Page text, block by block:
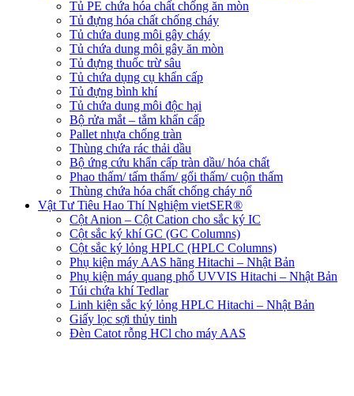
Tủ PE chứa hóa chất chống ăn mòn
Tủ đựng hóa chất chống cháy
Tủ chứa dung môi gây cháy
Tủ chứa dung môi gây ăn mòn
Tủ đựng thuốc trừ sâu
Tủ chứa dụng cụ khẩn cấp
Tủ đựng bình khí
Tủ chứa dung môi độc hại
Bộ rửa mắt – tắm khẩn cấp
Pallet nhựa chống tràn
Thùng chứa rác thải dầu
Bộ ứng cứu khẩn cấp tràn dầu/ hóa chất
Phao thấm/ tấm thấm/ gối thấm/ cuộn thấm
Thùng chứa hóa chất chống cháy nổ
Vật Tư Tiêu Hao Thí Nghiệm vietSER®
Cột Anion – Cột Cation cho sắc ký IC
Cột sắc ký khí GC (GC Columns)
Cột sắc ký lỏng HPLC (HPLC Columns)
Phụ kiện máy AAS hãng Hitachi – Nhật Bản
Phụ kiện máy quang phổ UVVIS Hitachi – Nhật Bản
Túi chứa khí Tedlar
Linh kiện sắc ký lỏng HPLC Hitachi – Nhật Bản
Giấy lọc sợi thủy tinh
Đèn Catot rỗng HCl cho máy AAS